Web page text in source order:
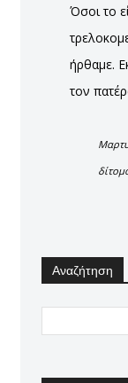
Όσοι το
ήρθαμε.
τον
Αναζήτηση